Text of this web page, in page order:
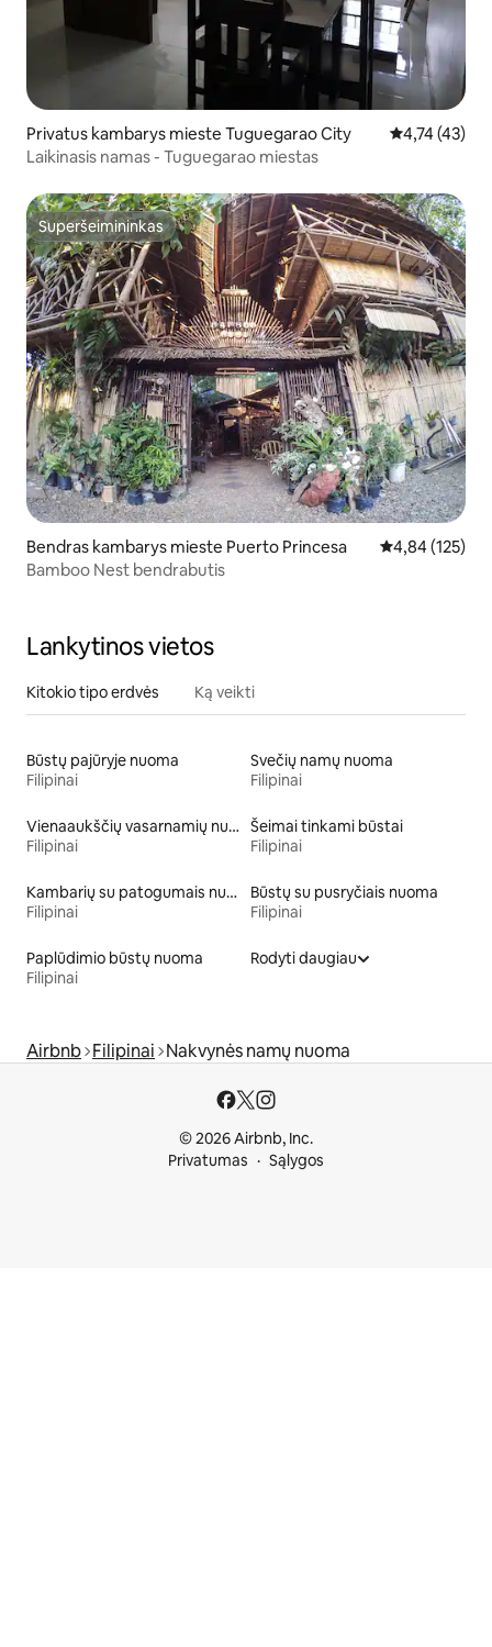
Privatus kambarys mieste Tuguegarao City Vidutinis
4,74 (43)
Laikinasis namas - Tuguegarao miestas
Superšeimininkas
Superšeimininkas
Bendras kambarys mieste Puerto Princesa Vidutinis
4,84 (125)
Bamboo Nest bendrabutis
Lankytinos vietos
Kitokio tipo erdvės Ką veikti
Būstų pajūryje nuoma
Filipinai
Svečių namų nuoma
Filipinai
Vienaaukščių vasarnamių nuoma
Filipinai
Šeimai tinkami būstai
Filipinai
Kambarių su patogumais nuoma
Filipinai
Būstų su pusryčiais nuoma
Filipinai
Paplūdimio būstų nuoma
Filipinai
Rodyti daugiau
Airbnb Filipinai Nakvynės namų nuoma
© 2026 Airbnb, Inc.
Privatumas
Sąlygos